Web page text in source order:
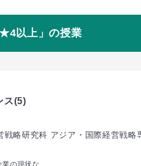
以上」の授業
ス(5)
戦略研究科 アジア・国際経営戦略
の現状な...